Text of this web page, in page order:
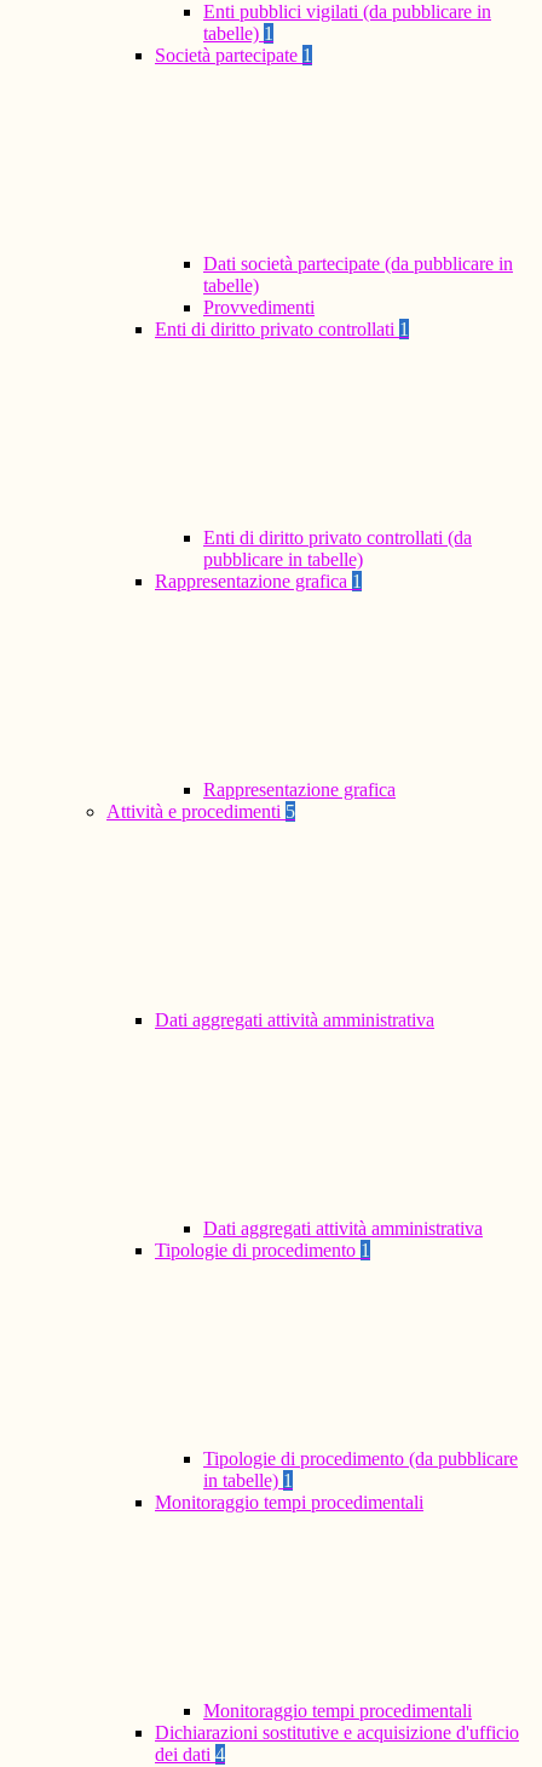
Enti pubblici vigilati (da pubblicare in
tabelle) 1
Società partecipate 1
Dati società partecipate (da pubblicare in
tabelle)
Provvedimenti
Enti di diritto privato controllati 1
Enti di diritto privato controllati (da
pubblicare in tabelle)
Rappresentazione grafica 1
Rappresentazione grafica
Attività e procedimenti 5
Dati aggregati attività amministrativa
Dati aggregati attività amministrativa
Tipologie di procedimento 1
Tipologie di procedimento (da pubblicare
in tabelle) 1
Monitoraggio tempi procedimentali
Monitoraggio tempi procedimentali
Dichiarazioni sostitutive e acquisizione d'ufficio
dei dati 4